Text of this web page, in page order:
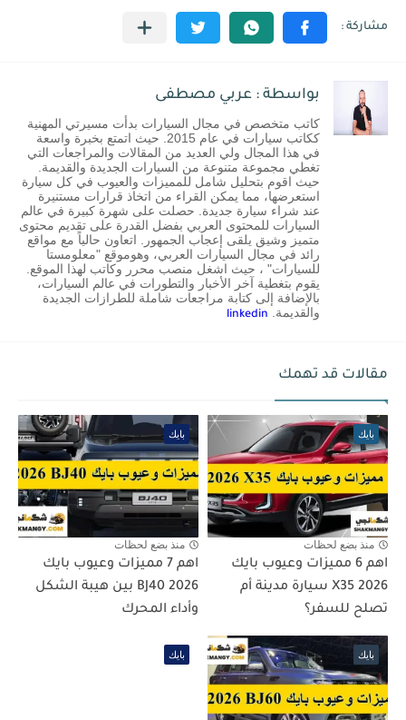
بواسطة : عربي مصطفى
كاتب متخصص في مجال السيارات بدأت مسيرتي المهنية
ككاتب سيارات في عام 2015. حيث اتمتع بخبرة واسعة
في هذا المجال ولي العديد من المقالات والمراجعات التي
تغطي مجموعة متنوعة من السيارات الجديدة والقديمة.
حيث اقوم بتحليل شامل للمميزات والعيوب في كل سيارة
استعرضها، مما يمكن القراء من اتخاذ قرارات مستنيرة
عند شراء سيارة جديدة. حصلت على شهرة كبيرة في عالم
السيارات للمحتوى العربي بفضل القدرة على تقديم محتوى
متميز وشيق يلقى إعجاب الجمهور. اتعاون حالياً مع مواقع
رائد في مجال السيارات العربي، وهوموقع "معلومستا
للسيارات" ، حيث اشغل منصب محرر وكاتب لهذا الموقع.
يقوم بتغطية آخر الأخبار والتطورات في عالم السيارات،
بالإضافة إلى كتابة مراجعات شاملة للطرازات الجديدة
والقديمة.
linkedin
مقالات قد تهمك
بايك
منذ بضع لحظات
اهم 6 مميزات وعيوب بايك
X35 2026 سيارة مدينة أم
تصلح للسفر؟
بايك
منذ بضع لحظات
اهم 7 مميزات وعيوب بايك
BJ40 2026 بين هيبة الشكل
وأداء المحرك
بايك بايك